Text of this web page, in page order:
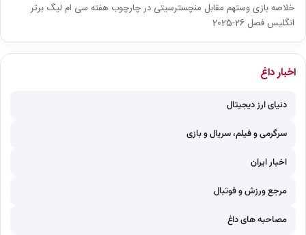
خلاصه بازی وستهم مقابل منچسترسیتی در چارچوب هفته سی ام لیگ برتر
انگلیس فصل 26-2025
اخبار داغ
دنیای ارز دیجیتال
سرگرمی و فیلم، سریال و بازی
اخبار ایران
مرجع ورزش و فوتبال
مصاحبه های داغ